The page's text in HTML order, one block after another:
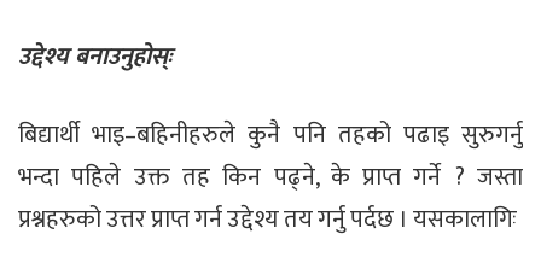
उद्देश्य बनाउनुहोस्ः
बिद्यार्थी भाइ–बहिनीहरुले कुनै पनि तहको पढाइ सुरुगर्नु
भन्दा पहिले उक्त तह किन पढ्ने, के प्राप्त गर्ने ? जस्ता
प्रश्नहरुको उत्तर प्राप्त गर्न उद्देश्य तय गर्नु पर्दछ । यसकालागिः